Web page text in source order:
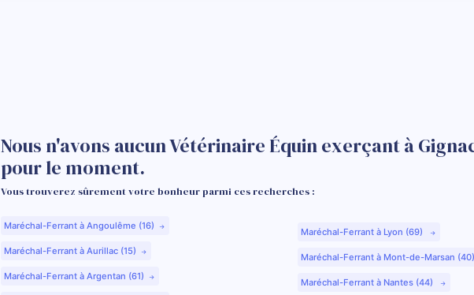
Nous n'avons aucun Vétérinaire Équin exerçant à
pour le moment.
Vous trouverez sûrement votre bonheur parmi ces recherches :
Maréchal-Ferrant à Angoulême (16)
Maréchal-Ferrant à Aurillac (15)
Maréchal-Ferrant à Argentan (61)
Maréchal-Ferrant à Lyon (69)
Maréchal-Ferrant à Mont-de-Marsan
Maréchal-Ferrant à Nantes (44)